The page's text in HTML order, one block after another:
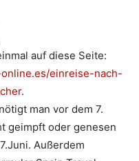
auf diese Seite:
einreise-nach-
.
man vor dem 7.
geimpft oder genesen
Außerdem